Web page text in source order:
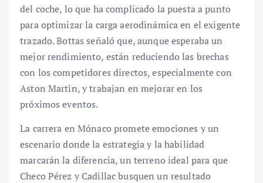
del coche, lo que ha complicado la puesta a punto
para optimizar la carga aerodinámica en el exigente
trazado. Bottas señaló que, aunque esperaba un
mejor rendimiento, están reduciendo las brechas
con los competidores directos, especialmente con
Aston Martin, y trabajan en mejorar en los
próximos eventos.
La carrera en Mónaco promete emociones y un
escenario donde la estrategia y la habilidad
marcarán la diferencia, un terreno ideal para que
Checo Pérez y Cadillac busquen un resultado